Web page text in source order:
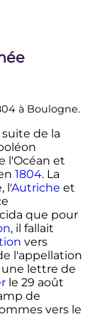
à Boulogne.
suite de la
l'Océan et
1804. La
l'Autriche et
que pour
, il fallait
vers
l'appellation
lettre de
le 29 août
de
vers le